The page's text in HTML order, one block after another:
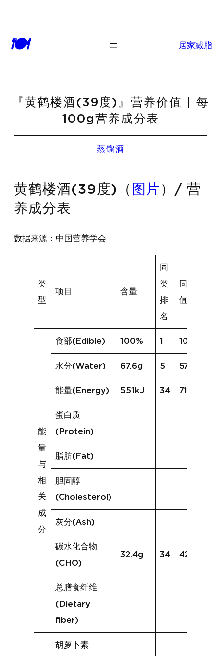
🍽 居家减脂
『黄鹤楼酒(39度)』营养价值 | 每
100g营养成分表
蒸馏酒
黄鹤楼酒(39度)（ 图片 ）/ 营
养成分表
数据来源：中国营养学会
类
型
项目 含量
同
类
排
名
同类均
值
能
量
与
相
关
成
分
食部(Edible) 100% 1 100%
水分(Water) 67.6g 5 57.9g
能量(Energy) 551kJ 34 715kJ
蛋白质
(Protein)
脂肪(Fat)
胆固醇
(Cholesterol)
灰分(Ash)
碳水化合物
(CHO)
32.4g 34 42.1g
总膳食纤维
(Dietary
fiber)
胡萝卜素